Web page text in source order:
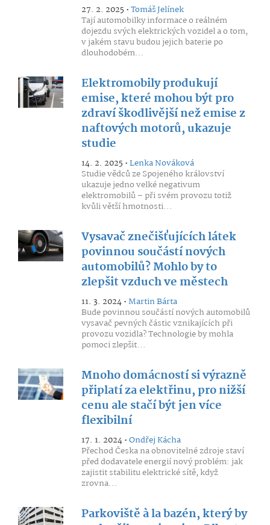
27. 2. 2025 •Tomáš Jelínek
Tají automobilky informace o reálném
dojezdu svých elektrických vozidel a o tom,
v jakém stavu budou jejich baterie po
dlouhodobém...
Elektromobily produkují
emise, které mohou být pro
zdraví škodlivější než emise z
naftových motorů, ukazuje
studie
14. 2. 2025 •Lenka Nováková
Studie vědců ze Spojeného království
ukazuje jedno velké negativum
elektromobilů – při svém provozu totiž
kvůli větší hmotnosti...
Vysavač znečišťujících látek
povinnou součástí nových
automobilů? Mohlo by to
zlepšit vzduch ve městech
11. 3. 2024 •Martin Bárta
Bude povinnou součástí nových automobilů
vysavač pevných částic vznikajících při
provozu vozidla? Technologie by mohla
pomoci zlepšit...
Mnoho domácností si výrazně
připlatí za elektřinu, pro nižší
cenu ale stačí být jen více
flexibilní
17. 1. 2024 •Ondřej Kácha
Přechod Česka na obnovitelné zdroje staví
před dodavatele energií nový problém: jak
zajistit stabilitu elektrické sítě, když
zrovna...
Parkoviště à la bazén, který by